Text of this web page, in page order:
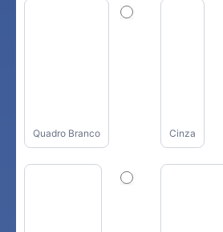
Quadro Branco Cinza